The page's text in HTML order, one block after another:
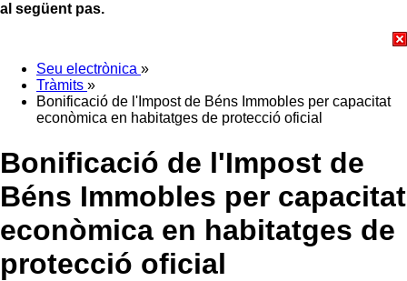
al següent pas.
Seu electrònica »
Tràmits »
Bonificació de l'Impost de Béns Immobles per capacitat
econòmica en habitatges de protecció oficial
Bonificació de l'Impost de
Béns Immobles per capacitat
econòmica en habitatges de
protecció oficial